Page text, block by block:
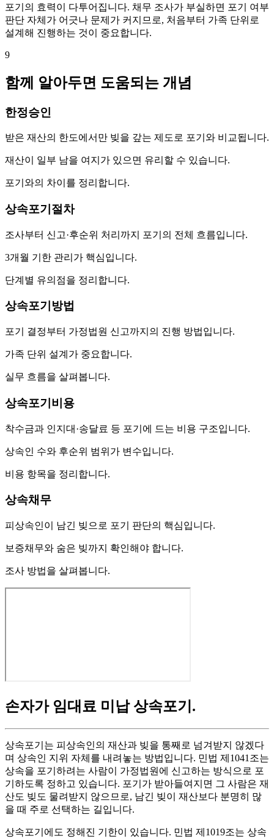
포기의 효력이 다투어집니다. 채무 조사가 부실하면 포기 여부
판단 자체가 어긋나 문제가 커지므로, 처음부터 가족 단위로
설계해 진행하는 것이 중요합니다.
9
함께 알아두면 도움되는 개념
한정승인
받은 재산의 한도에서만 빚을 갚는 제도로 포기와 비교됩니다.
재산이 일부 남을 여지가 있으면 유리할 수 있습니다.
포기와의 차이를 정리합니다.
상속포기절차
조사부터 신고·후순위 처리까지 포기의 전체 흐름입니다.
3개월 기한 관리가 핵심입니다.
단계별 유의점을 정리합니다.
상속포기방법
포기 결정부터 가정법원 신고까지의 진행 방법입니다.
가족 단위 설계가 중요합니다.
실무 흐름을 살펴봅니다.
상속포기비용
착수금과 인지대·송달료 등 포기에 드는 비용 구조입니다.
상속인 수와 후순위 범위가 변수입니다.
비용 항목을 정리합니다.
상속채무
피상속인이 남긴 빚으로 포기 판단의 핵심입니다.
보증채무와 숨은 빚까지 확인해야 합니다.
조사 방법을 살펴봅니다.
손자가 임대료 미납 상속포기 .
상속포기는 피상속인의 재산과 빚을 통째로 넘겨받지 않겠다
며 상속인 지위 자체를 내려놓는 방법입니다. 민법 제1041조는
상속을 포기하려는 사람이 가정법원에 신고하는 방식으로 포
기하도록 정하고 있습니다. 포기가 받아들여지면 그 사람은 재
산도 빚도 물려받지 않으므로, 남긴 빚이 재산보다 분명히 많
을 때 주로 선택하는 길입니다.
상속포기에도 정해진 기한이 있습니다. 민법 제1019조는 상속